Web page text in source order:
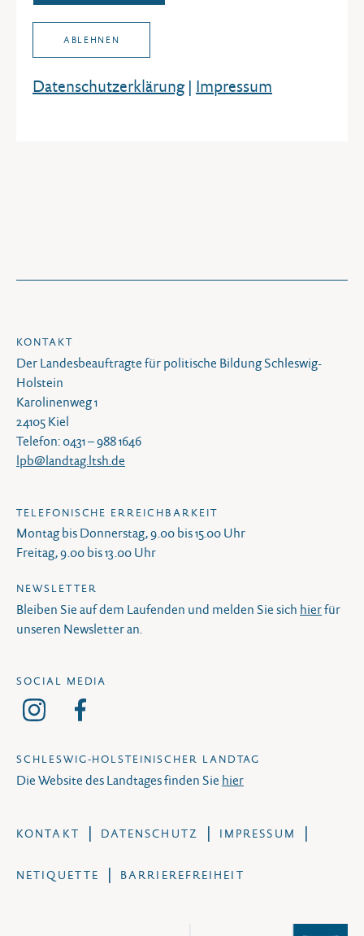
Landesbeauftragten für politische Bildung,
PDF
KONTAKT
Der Landesbeauftragte für politische Bildung Schleswig-
Holstein
Karolinenweg 1
24105 Kiel
Telefon: 0431 – 988 1646
lpb@landtag.ltsh.de
TELEFONISCHE ERREICHBARKEIT
Montag bis Donnerstag, 9.00 bis 15.00 Uhr
Freitag, 9.00 bis 13.00 Uhr
NEWSLETTER
Bleiben Sie auf dem Laufenden und melden Sie sich hierfür
unseren Newsletter an.
SOCIAL MEDIA
SCHLESWIG-HOLSTEINISCHER LANDTAG
Die Website des Landtages finden Sie hier
KONTAKT DATENSCHUTZ IMPRESSUM
NETIQUETTE BARRIEREFREIHEIT
ABLEHNEN
Datenschutz­erklärung| Impressum